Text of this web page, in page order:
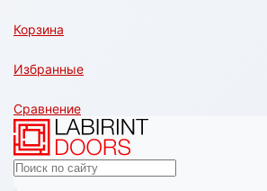
Корзина
Избранные
Сравнение